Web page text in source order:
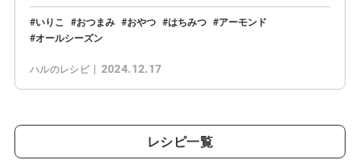
いりこ おつまみ おやつ はちみつ
アーモンド
オールシーズン
ハルのレシピ 2024.12.17
レシピ一覧